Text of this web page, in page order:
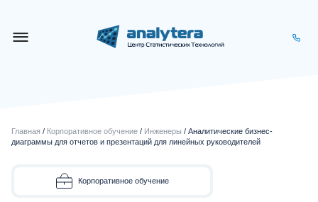
Главная / Корпоративное обучение / Инженеры / Аналитические бизнес-
диаграммы для отчетов и презентаций для линейных руководителей
Корпоративное обучение